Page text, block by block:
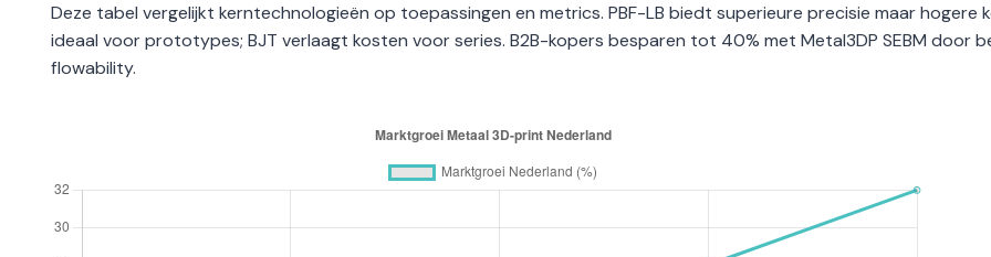
Deze tabel vergelijkt kerntechnologieën op toepassingen en metrics. PBF-LB biedt superieure precisie maar hogere
ideaal voor prototypes; BJT verlaagt kosten voor series. B2B-kopers besparen tot 40% met Metal3DP SEBM door
flowability.